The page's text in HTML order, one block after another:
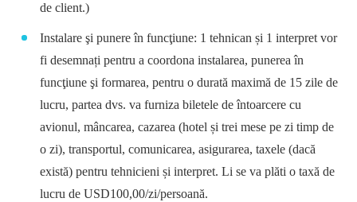
de client.)
Instalare şi punere în funcţiune: 1 tehnican și 1 interpret vor
fi desemnați pentru a coordona instalarea, punerea în
funcţiune şi formarea, pentru o durată maximă de 15 zile de
lucru, partea dvs. va furniza biletele de întoarcere cu
avionul, mâncarea, cazarea (hotel și trei mese pe zi timp de
o zi), transportul, comunicarea, asigurarea, taxele (dacă
există) pentru tehnicieni și interpret. Li se va plăti o taxă de
lucru de USD100,00/zi/persoană.